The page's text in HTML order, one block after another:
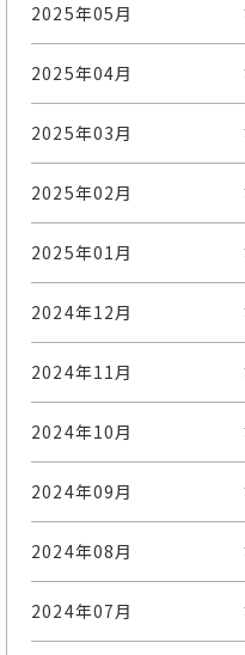
2025年05月
2025年04月
2025年03月
2025年02月
2025年01月
2024年12月
2024年11月
2024年10月
2024年09月
2024年08月
2024年07月